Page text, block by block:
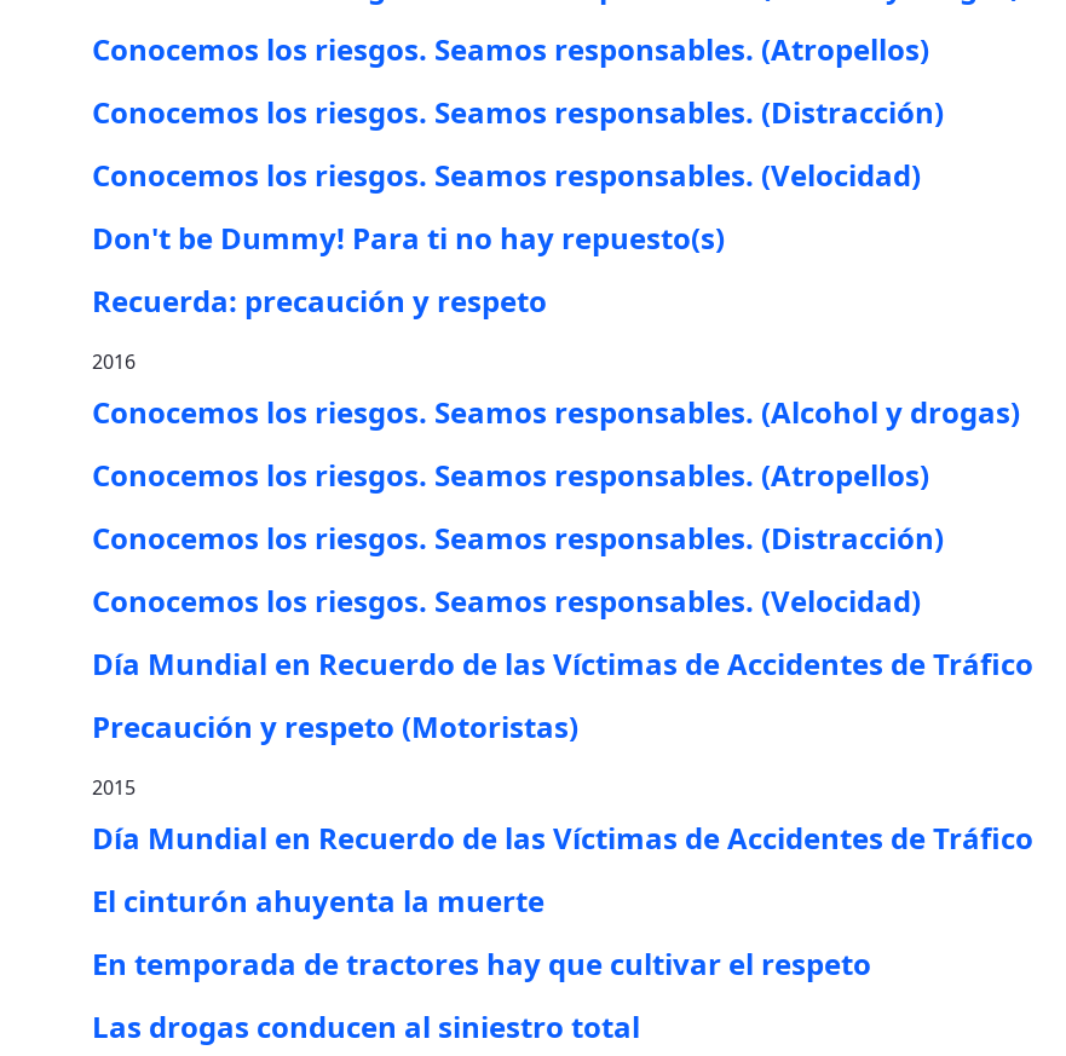
Conocemos los riesgos. Seamos responsables. (Atropellos)
Conocemos los riesgos. Seamos responsables. (Distracción)
Conocemos los riesgos. Seamos responsables. (Velocidad)
Don't be Dummy! Para ti no hay repuesto(s)
Recuerda: precaución y respeto
2016
Conocemos los riesgos. Seamos responsables. (Alcohol y drogas)
Conocemos los riesgos. Seamos responsables. (Atropellos)
Conocemos los riesgos. Seamos responsables. (Distracción)
Conocemos los riesgos. Seamos responsables. (Velocidad)
Día Mundial en Recuerdo de las Víctimas de Accidentes de Tráfico
Precaución y respeto (Motoristas)
2015
Día Mundial en Recuerdo de las Víctimas de Accidentes de Tráfico
El cinturón ahuyenta la muerte
En temporada de tractores hay que cultivar el respeto
Las drogas conducen al siniestro total